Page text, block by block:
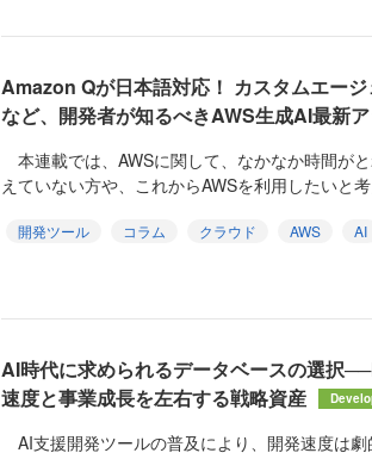
Amazon Qが日本語対応！ カスタムエー
など、開発者が知るべきAWS生成AI最新
本連載では、AWSに関して、なかなか時間が
えていない方や、これからAWSを利用したいと
開発ツール コラム クラウド AWS AI
AI時代に求められるデータベースの選択
速度と事業成長を左右する戦略資産
AI支援開発ツールの普及により、開発速度は劇